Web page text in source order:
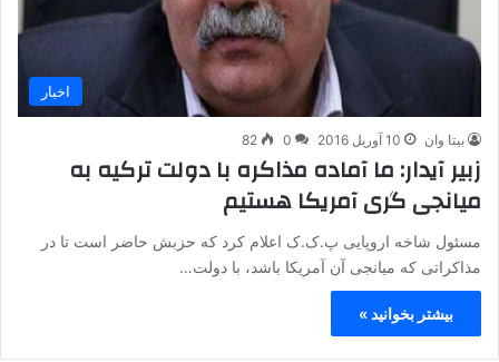
اخبار
بیتا وان 10 آوریل 2016 0
82
زبیر آیدار: ما آماده مذاکره با دولت ترکیه به
میانجی گری آمریکا هستیم
مسئول شاخه اروپایی پ.ک.ک اعلام کرد که حزبش حاضر است تا در
مذاکراتی که میانجی آن آمریکا باشد، با دولت…
بیشتر بخوانید »